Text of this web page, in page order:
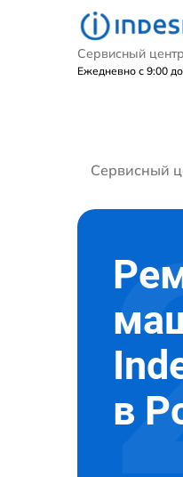
Сервисный
Ежедневно с 9:00
Сервисный
в